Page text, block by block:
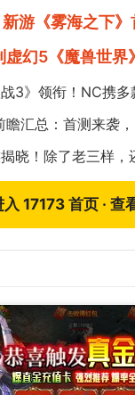
游《雾海之下》
虚幻5《魔兽世界
战3》领衔！NC携
瞻汇总：首测来袭
晓！除了老三样
入 17173 首页 · 查